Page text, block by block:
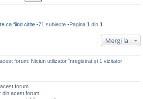
ca fiind citite •71 subiecte •Pagina1 din1
Mergi la
forum: Niciun utilizator înregistrat și 1 vizitator
forum
din acest forum